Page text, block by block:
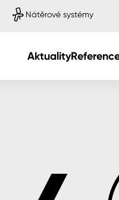
Nátěrové systémy
Aktuality